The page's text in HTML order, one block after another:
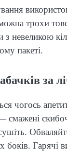
трохи
з невеликою
пакеті.
за
чогось
смажені
боків. Гарячі